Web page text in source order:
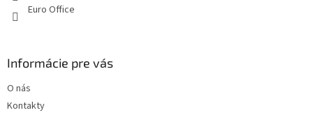
Euro Office
Informácie pre vás
O nás
Kontakty